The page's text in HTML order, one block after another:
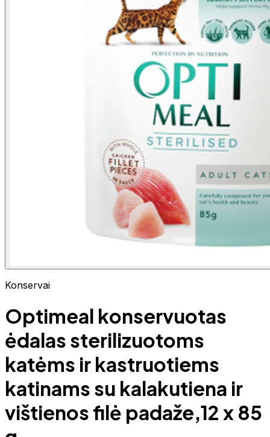
Konservai
Optimeal konservuotas
ėdalas sterilizuotoms
katėms ir kastruotiems
katinams su kalakutiena ir
vištienos filė padaže,12 x 85